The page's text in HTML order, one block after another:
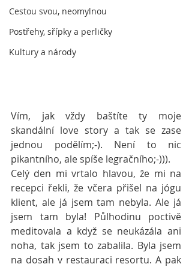
Cestou svou, neomylnou
Postřehy, sřípky a perličky
Kultury a národy
Vím, jak vždy baštíte ty moje
skandální love story a tak se zase
jednou podělím;-). Není to nic
pikantního, ale spíše legračního;-))).
Celý den mi vrtalo hlavou, že mi na
recepci řekli, že včera přišel na jógu
klient, ale já jsem tam nebyla. Ale já
jsem tam byla! Půlhodinu poctivě
meditovala a když se neukázála ani
noha, tak jsem to zabalila. Byla jsem
na dosah v restauraci resortu. A pak